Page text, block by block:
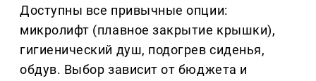
Доступны все привычные опции:
микролифт (плавное закрытие крышки),
гигиенический душ, подогрев сиденья,
обдув. Выбор зависит от бюджета и